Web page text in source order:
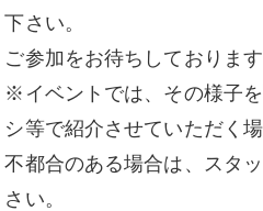
下さい。
ご参加をお待ちしております
※イベントでは、その様子
シ等で紹介させていただく
不都合のある場合は、スタ
さい。